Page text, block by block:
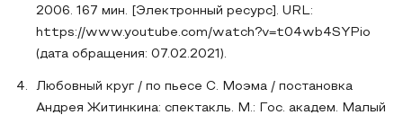
2006. 167 мин. [Электронный ресурс]. URL:
https://www.youtube.com/watch?v=t04wb4SYPio
(дата обращения: 07.02.2021).
Любовный круг / по пьесе С. Моэма / постановка
Андрея Житинкина: спектакль. М.: Гос. академ. Малый